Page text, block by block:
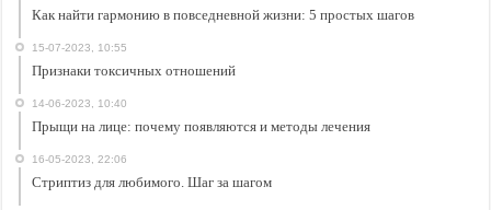
Как найти гармонию в повседневной жизни: 5 простых шагов
15-07-2023, 10:55
Признаки токсичных отношений
14-06-2023, 10:40
Прыщи на лице: почему появляются и методы лечения
16-05-2023, 22:06
Стриптиз для любимого. Шаг за шагом